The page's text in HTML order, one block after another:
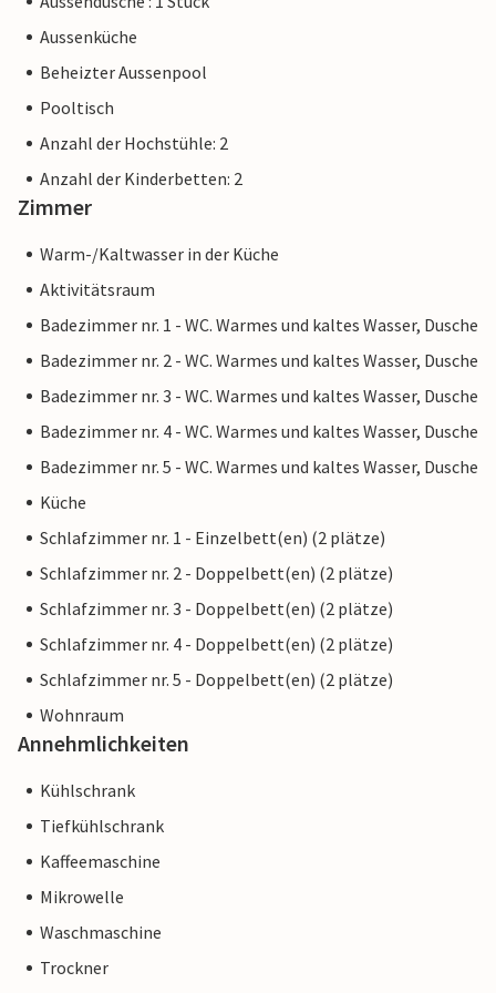
klarem Adriatischen Meer.
Aussenküche
Beheizter Aussenpool
Pooltisch
Anzahl der Hochstühle: 2
Anzahl der Kinderbetten: 2
Zimmer
Warm-/Kaltwasser in der Küche
Aktivitätsraum
Badezimmer nr. 1 - WC. Warmes und kaltes Wasser, Dusche
Badezimmer nr. 2 - WC. Warmes und kaltes Wasser, Dusche
Badezimmer nr. 3 - WC. Warmes und kaltes Wasser, Dusche
Badezimmer nr. 4 - WC. Warmes und kaltes Wasser, Dusche
Badezimmer nr. 5 - WC. Warmes und kaltes Wasser, Dusche
Küche
Schlafzimmer nr. 1 - Einzelbett(en) (2 plätze)
Schlafzimmer nr. 2 - Doppelbett(en) (2 plätze)
Schlafzimmer nr. 3 - Doppelbett(en) (2 plätze)
Schlafzimmer nr. 4 - Doppelbett(en) (2 plätze)
Schlafzimmer nr. 5 - Doppelbett(en) (2 plätze)
Wohnraum
Annehmlichkeiten
Kühlschrank
Tiefkühlschrank
Kaffeemaschine
Mikrowelle
Waschmaschine
Trockner